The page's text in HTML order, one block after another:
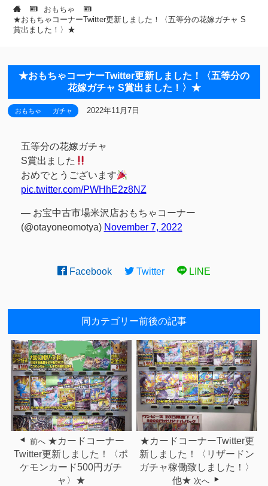
おもちゃ
★おもちゃコーナーTwitter更新しました！〈五等分の花嫁ガチャ S
賞出ました！〉★
★おもちゃコーナーTwitter更新しました！〈五等分の
花嫁ガチャ S賞出ました！〉★
おもちゃ ガチャ 2022年11月7日
五等分の花嫁ガチャ
S賞出ました
おめでとうございます
pic.twitter.com/PWHhE2z8NZ
— お宝中古市場米沢店おもちゃコーナー
(@otayoneomotya) November 7, 2022
Facebook Twitter LINE
同カテゴリー前後の記事
前へ ★カードコーナー
Twitter更新しました！〈ポ
ケモンカード500円ガチ
ャ〉★
★カードコーナーTwitter更
新しました！〈リザードン
ガチャ稼働致しました！〉
他★ 次へ